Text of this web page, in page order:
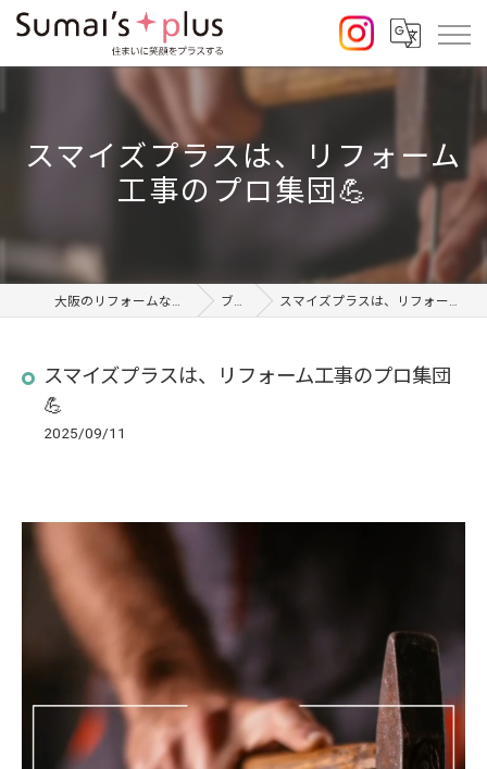
スマイズプラスは、リフォーム
工事のプロ集団💪
大阪のリフォームならSumai's Plus ブログ スマイズプラスは、リフォーム工事のプロ集団💪
スマイズプラスは、リフォーム工事のプロ集団
💪
2025/09/11